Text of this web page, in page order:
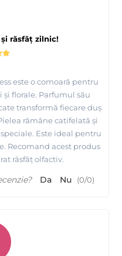
răsfăț zilnic!
este o comoară pentru
florale. Parfumul său
transformă fiecare duș
rămâne catifelată și
Este ideal pentru
Recomand acest produs
răsfăț olfactiv.
Da Nu (0/0)